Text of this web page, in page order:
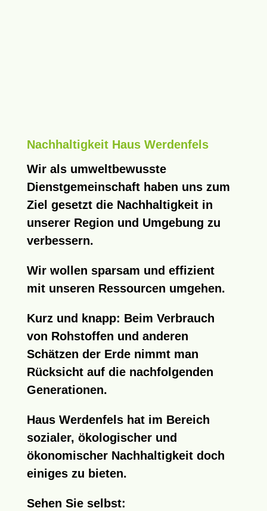
Nachhaltigkeit Haus Werdenfels
Wir als umweltbewusste
Dienstgemeinschaft haben uns zum
Ziel gesetzt die Nachhaltigkeit in
unserer Region und Umgebung zu
verbessern.
Wir wollen sparsam und effizient
mit unseren Ressourcen umgehen.
Kurz und knapp: Beim Verbrauch
von Rohstoffen und anderen
Schätzen der Erde nimmt man
Rücksicht auf die nachfolgenden
Generationen.
Haus Werdenfels hat im Bereich
sozialer, ökologischer und
ökonomischer Nachhaltigkeit doch
einiges zu bieten.
Sehen Sie selbst: